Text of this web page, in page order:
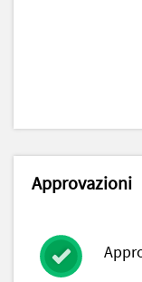
Approvazioni